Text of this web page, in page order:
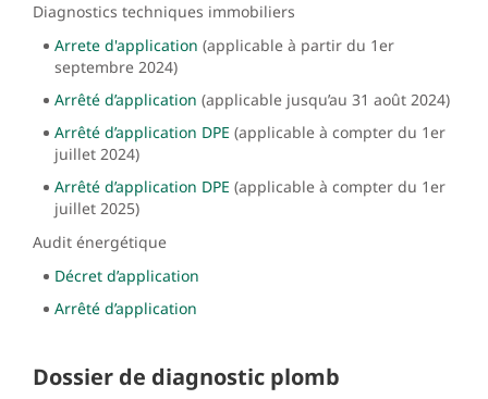
Diagnostics techniques immobiliers
Arrete d'application (applicable à partir du 1er
septembre 2024)
Arrêté d’application (applicable jusqu’au 31 août 2024)
Arrêté d’application DPE (applicable à compter du 1er
juillet 2024)
Arrêté d’application DPE (applicable à compter du 1er
juillet 2025)
Audit énergétique
Décret d’application
Arrêté d’application
Dossier de diagnostic plomb